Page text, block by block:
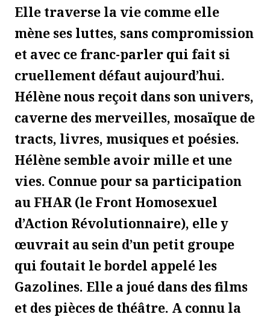
Elle traverse la vie comme elle
mène ses luttes, sans compromission
et avec ce franc-parler qui fait si
cruellement défaut aujourd’hui.
Hélène nous reçoit dans son univers,
caverne des merveilles, mosaïque de
tracts, livres, musiques et poésies.
Hélène semble avoir mille et une
vies. Connue pour sa participation
au FHAR (le Front Homosexuel
d’Action Révolutionnaire), elle y
œuvrait au sein d’un petit groupe
qui foutait le bordel appelé les
Gazolines. Elle a joué dans des films
et des pièces de théâtre. A connu la